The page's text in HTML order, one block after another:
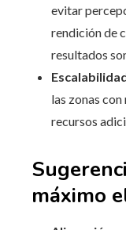
evitar
rendición de
resultados
las zonas
recursos
máximo